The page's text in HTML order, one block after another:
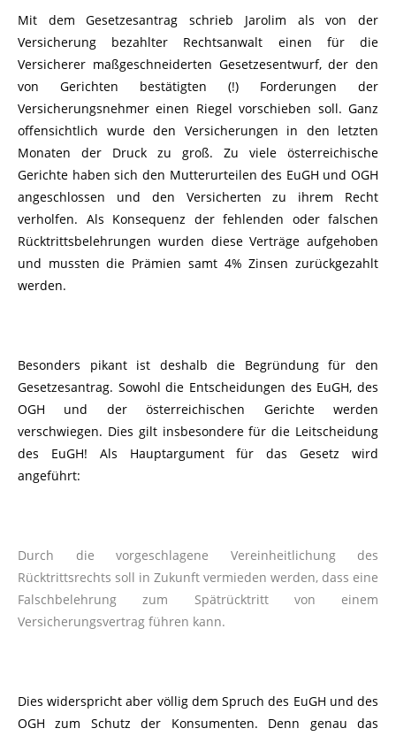
Mit dem Gesetzesantrag schrieb Jarolim als von der
Versicherung bezahlter Rechtsanwalt einen für die
Versicherer maßgeschneiderten Gesetzesentwurf, der den
von Gerichten bestätigten (!) Forderungen der
Versicherungsnehmer einen Riegel vorschieben soll. Ganz
offensichtlich wurde den Versicherungen in den letzten
Monaten der Druck zu groß. Zu viele österreichische
Gerichte haben sich den Mutterurteilen des EuGH und OGH
angeschlossen und den Versicherten zu ihrem Recht
verholfen. Als Konsequenz der fehlenden oder falschen
Rücktrittsbelehrungen wurden diese Verträge aufgehoben
und mussten die Prämien samt 4% Zinsen zurückgezahlt
werden.
Besonders pikant ist deshalb die Begründung für den
Gesetzesantrag. Sowohl die Entscheidungen des EuGH, des
OGH und der österreichischen Gerichte werden
verschwiegen. Dies gilt insbesondere für die Leitscheidung
des EuGH! Als Hauptargument für das Gesetz wird
angeführt:
Durch die vorgeschlagene Vereinheitlichung des
Rücktrittsrechts soll in Zukunft vermieden werden, dass eine
Falschbelehrung zum Spätrücktritt von einem
Versicherungsvertrag führen kann.
Dies widerspricht aber völlig dem Spruch des EuGH und des
OGH zum Schutz der Konsumenten. Denn genau das